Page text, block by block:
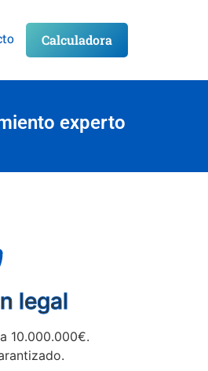
Calculadora
experto
legal
10.000.000€.